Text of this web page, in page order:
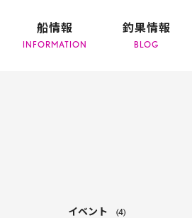
船情報 釣果情報
イベント (4)